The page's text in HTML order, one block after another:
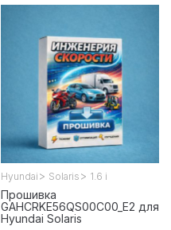
Hyundai > Solaris > 1.6 i
Прошивка
GAHCRKE56QS00C00_E2 для
Hyundai Solaris